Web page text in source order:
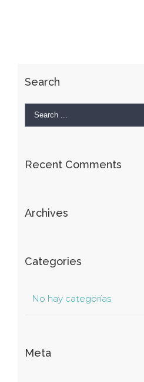
Search
Recent Comments
Archives
Categories
No hay categorías
Meta